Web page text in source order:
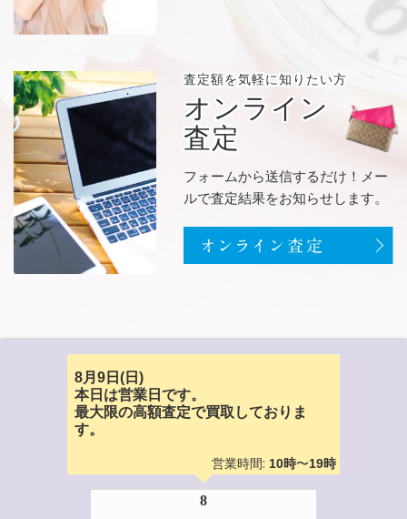
査定額を気軽に知りたい方
オンライン
査定
フォームから送信するだけ！メー
ルで査定結果をお知らせします。
8月9日(日)
本日は営業日です。
最大限の高額査定で買取しておりま
す。
営業時間: 10時〜19時
8